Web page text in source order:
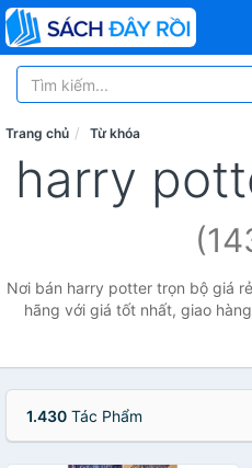
Trang chủ Từ khóa
harry
Nơi bán harry potter trọn bộ giá
hãng với giá tốt nhất, giao
1.430 Tác Phẩm